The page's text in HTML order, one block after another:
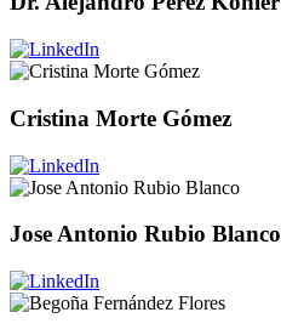
Cristina Morte Gómez
Jose Antonio Rubio Blanco